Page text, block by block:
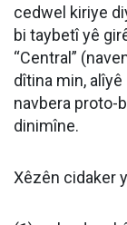
cedwel kiriye
bi taybetî yê
“Central”
dîtina min,
navbera proto-
dinimîne.
Xêzên cidaker